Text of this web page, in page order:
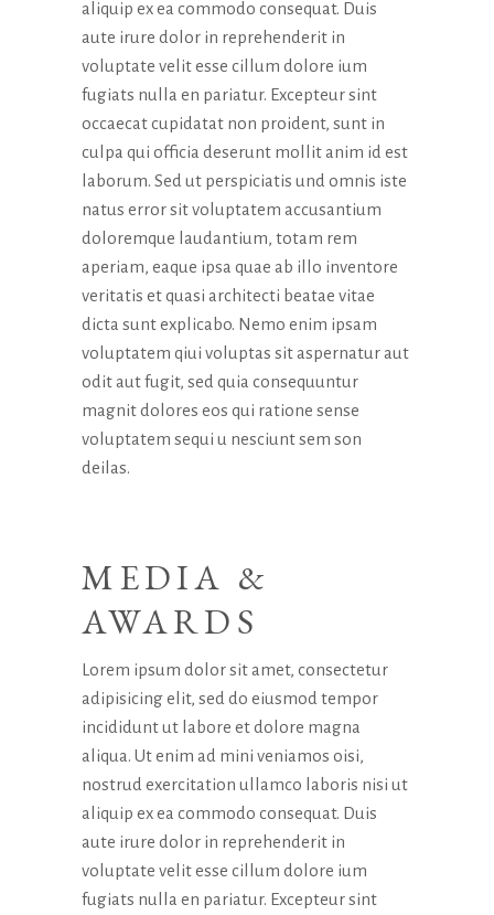
aliquip ex ea commodo consequat. Duis
aute irure dolor in reprehenderit in
voluptate velit esse cillum dolore ium
fugiats nulla en pariatur. Excepteur sint
occaecat cupidatat non proident, sunt in
culpa qui officia deserunt mollit anim id est
laborum. Sed ut perspiciatis und omnis iste
natus error sit voluptatem accusantium
doloremque laudantium, totam rem
aperiam, eaque ipsa quae ab illo inventore
veritatis et quasi architecti beatae vitae
dicta sunt explicabo. Nemo enim ipsam
voluptatem qiui voluptas sit aspernatur aut
odit aut fugit, sed quia consequuntur
magnit dolores eos qui ratione sense
voluptatem sequi u nesciunt sem son
deilas.
MEDIA &
AWARDS
Lorem ipsum dolor sit amet, consectetur
adipisicing elit, sed do eiusmod tempor
incididunt ut labore et dolore magna
aliqua. Ut enim ad mini veniamos oisi,
nostrud exercitation ullamco laboris nisi ut
aliquip ex ea commodo consequat. Duis
aute irure dolor in reprehenderit in
voluptate velit esse cillum dolore ium
fugiats nulla en pariatur. Excepteur sint